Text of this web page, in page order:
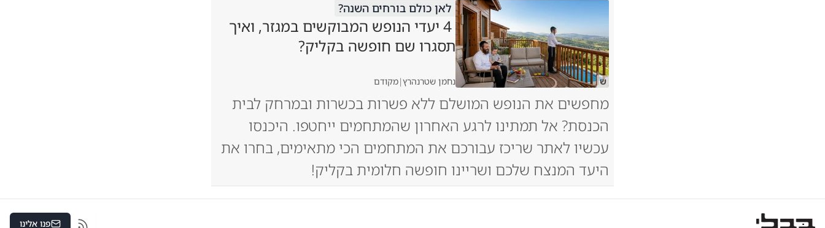
ש
לאן כולם בורחים השנה?
4 יעדי הנופש המבוקשים במגזר, ואיך
תסגרו שם חופשה בקליק?
נחמן שטרנהרץ|מקודם
מחפשים את הנופש המושלם ללא פשרות בכשרות ובמרחק לבית
הכנסת? אל תמתינו לרגע האחרון שהמתחמים ייחטפו. היכנסו
עכשיו לאתר שריכז עבורכם את המתחמים הכי מתאימים, בחרו את
היעד המנצח שלכם ושריינו חופשה חלומית בקליק!
פנו אלינו